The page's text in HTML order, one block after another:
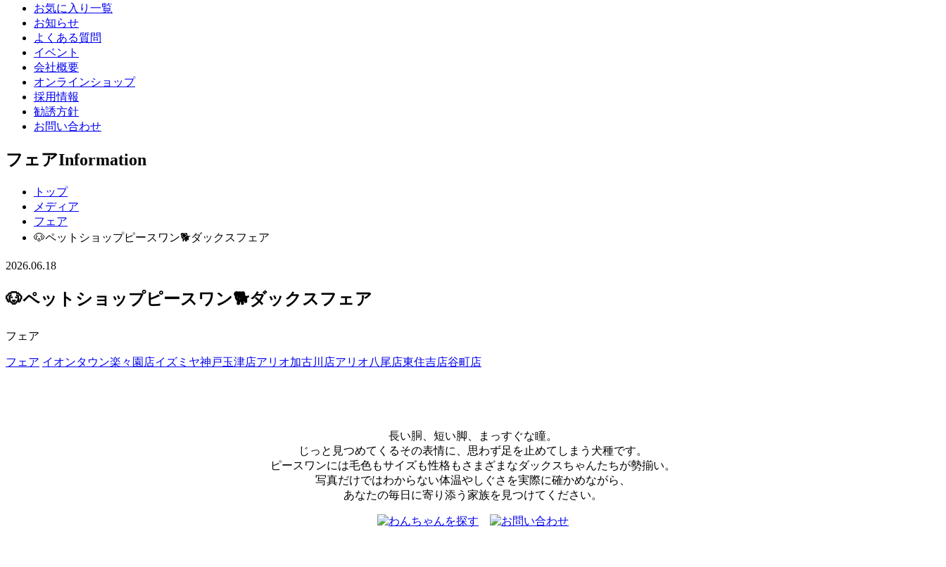
お気に入り一覧
お知らせ
よくある質問
イベント
会社概要
オンラインショップ
採用情報
勧誘方針
お問い合わせ
フェアInformation
トップ
メディア
フェア
🐶ペットショップピースワン🐕ダックスフェア
2026.06.18
🐶ペットショップピースワン🐕ダックスフェア
フェア
フェア イオンタウン楽々園店イズミヤ神戸玉津店アリオ加古川店アリオ八尾店東住吉店谷町店
長い胴、短い脚、まっすぐな瞳。
じっと見つめてくるその表情に、思わず足を止めてしまう犬種です。
ピースワンには毛色もサイズも性格もさまざまなダックスちゃんたちが勢揃い。
写真だけではわからない体温やしぐさを実際に確かめながら、
あなたの毎日に寄り添う家族を見つけてください。